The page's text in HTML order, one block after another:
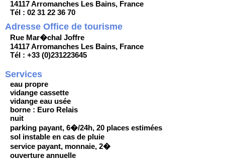
14117 Arromanches Les Bains, France
Tél : 02 31 22 36 70
Adresse Office de tourisme
Rue Mar�chal Joffre
14117 Arromanches Les Bains, France
Tél : +33 (0)231223645
Services
eau propre
vidange cassette
vidange eau usée
borne : Euro Relais
nuit
parking payant, 6�/24h, 20 places estimées
sol instable en cas de pluie
service payant, monnaie, 2�
ouverture annuelle